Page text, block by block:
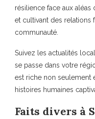
résilience face aux
et cultivant des relations
communauté.
Suivez les actualités
se passe dans votre
est riche non seulement
histoires humaines
Faits divers à